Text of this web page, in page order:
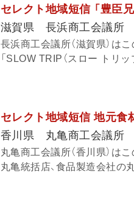
セレクト地域短信 「豊臣
滋賀県 長浜商工会議所
長浜商工会議所（滋賀県）は
「SLOW TRIP（スロー トリッ
セレクト地域短信 地元食
香川県 丸亀商工会議所
丸亀商工会議所（香川県）は
丸亀統括店、食品製造会社の